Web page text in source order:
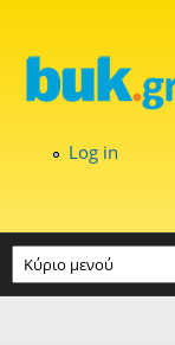
Log in